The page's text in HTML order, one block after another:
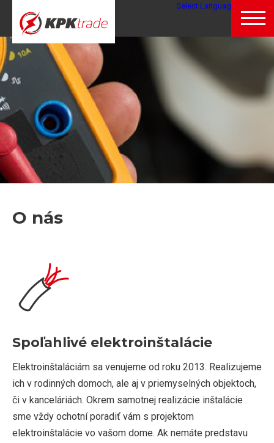
Select Language
O nás
Spoľahlivé elektroinštalácie
Elektroinštaláciám sa venujeme od roku 2013. Realizujeme
ich v rodinných domoch, ale aj v priemyselných objektoch,
či v kanceláriách. Okrem samotnej realizácie inštalácie
sme vždy ochotní poradiť vám s projektom
elektroinštalácie vo vašom dome. Ak nemáte predstavu